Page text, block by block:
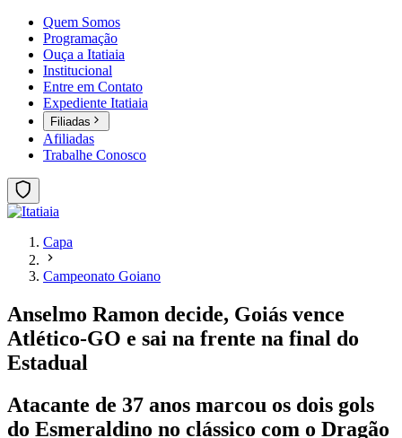
Quem Somos
Programação
Ouça a Itatiaia
Institucional
Entre em Contato
Expediente Itatiaia
Filiadas
Afiliadas
Trabalhe Conosco
Capa
Campeonato Goiano
Anselmo Ramon decide, Goiás vence
Atlético-GO e sai na frente na final do
Estadual
Atacante de 37 anos marcou os dois gols
do Esmeraldino no clássico com o Dragão